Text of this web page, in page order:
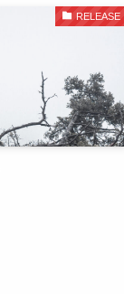
RELEASE